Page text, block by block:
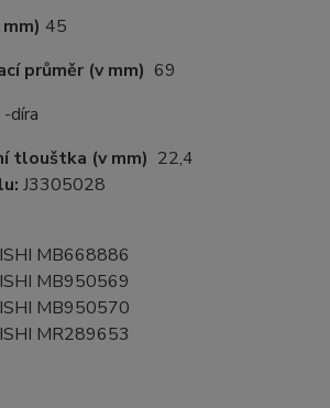
mm) 45
průměr(v mm) 69
díra
tlouštka (v mm) 22,4
J3305028
MB668886
MB950569
MB950570
MR289653